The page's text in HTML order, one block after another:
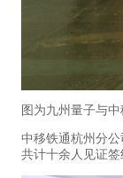
图为九州量子与
中移铁通杭州分
共计十余人见证签